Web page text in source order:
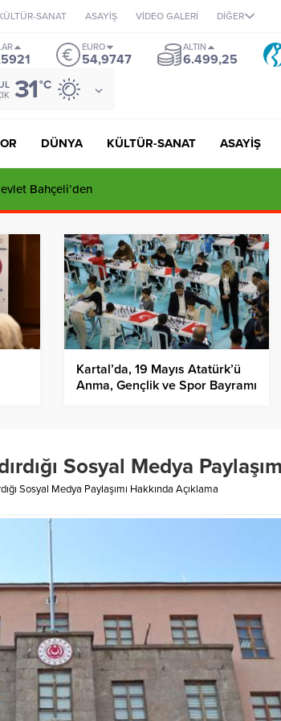
SANAT ASAYİŞ VİDEO GALERİ DİĞER
EURO
54,9747
ALTIN
6.499,25
31°C
DÜNYA KÜLTÜR-SANAT ASAYİŞ
Bahçeli’den
Kartal’da, 19 Mayıs Atatürk’ü
Anma, Gençlik ve Spor Bayramı
Sosyal Medya
Sosyal Medya Paylaşımı Hakkında Açıklama